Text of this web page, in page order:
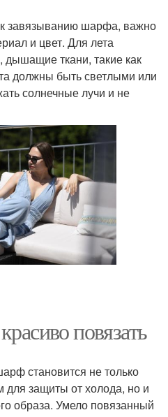
к завязыванию шарфа, важно
и цвет. Для лета
дышащие ткани, такие как
должны быть светлыми или
солнечные лучи и не
повязать
становится не только
защиты от холода, но и
образа. Умело повязанный